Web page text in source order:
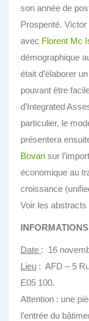
son année de
Prosperité. Victor
avec Florent Mc
démographique
était d’élaborer
pouvant être
d’Integrated
particulier, le
présentera
Bovari sur
économique au
croissance
Voir les
Date : 16
Lieu : AFD – 5
E05 100.
Attention : une
l’entrée du